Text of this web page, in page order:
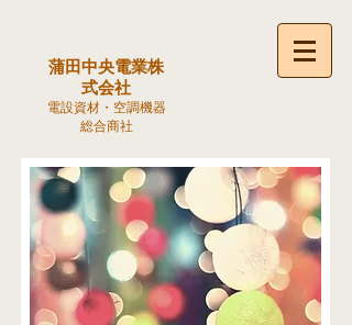
蒲田中央電業株
式会社
電設資材・空調機器
総合商社